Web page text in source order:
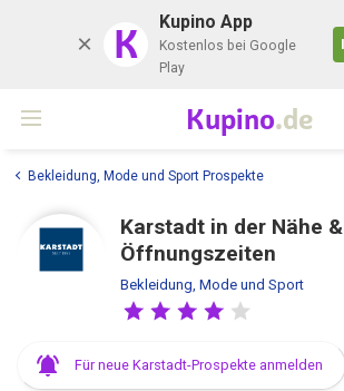
K Kupino App
Kostenlos bei Google
Play
Kupino.de
Bekleidung, Mode und Sport Prospekte
Karstadt in der Nähe &
Öffnungszeiten
Bekleidung, Mode und Sport
Für neue Karstadt-Prospekte anmelden